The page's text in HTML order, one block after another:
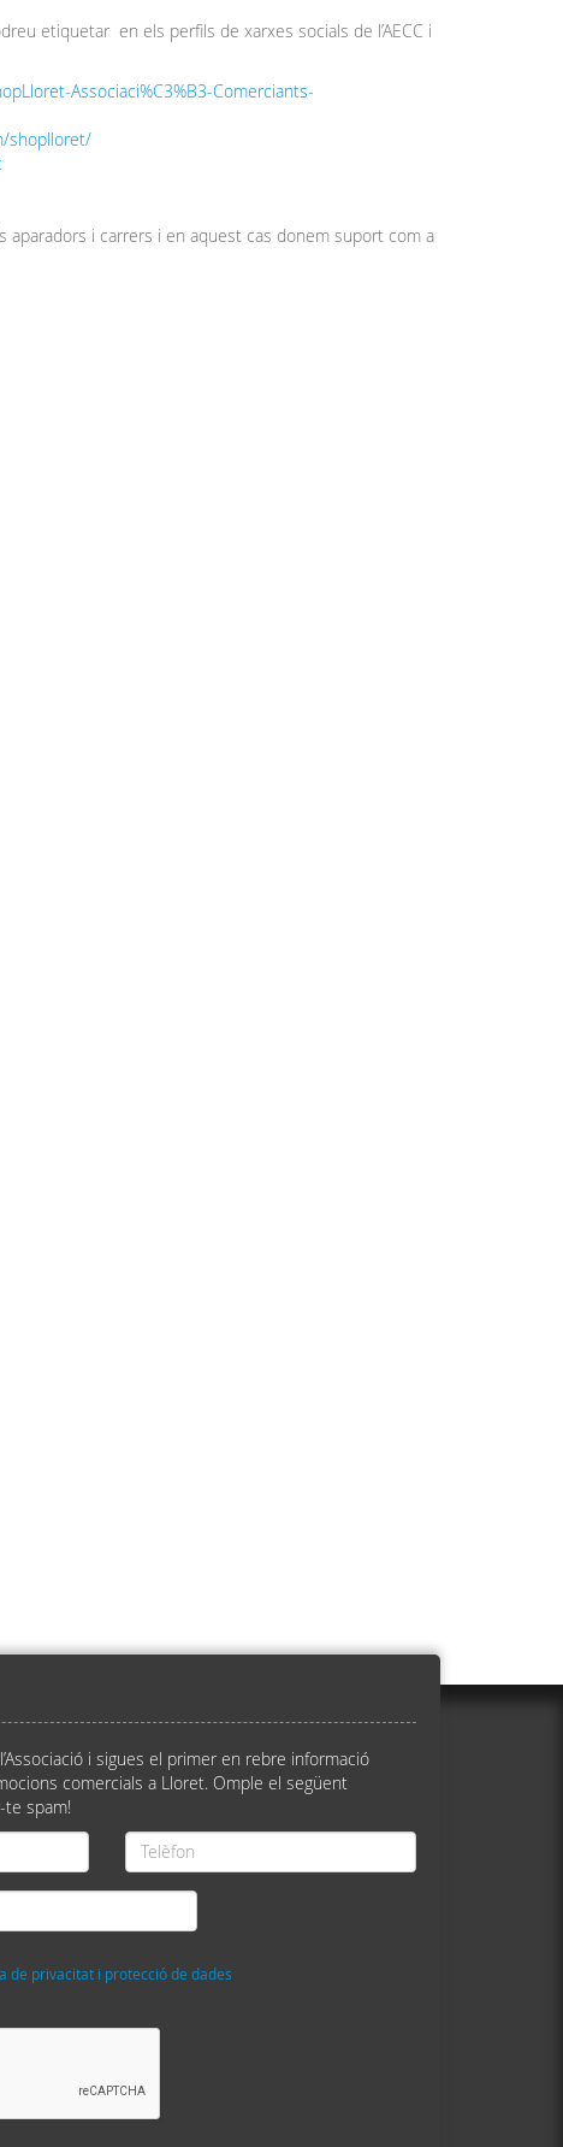
etiquetar en els perfils de xarxes socials de l’AECC i
Associaci%C3%B3-Comerciants-
shoplloret/
i carrers i en aquest cas donem suport com a
i sigues el primer en rebre informació
comercials a Lloret. Omple el següent
spam!
Telèfon
*
de privacitat i protecció de dades